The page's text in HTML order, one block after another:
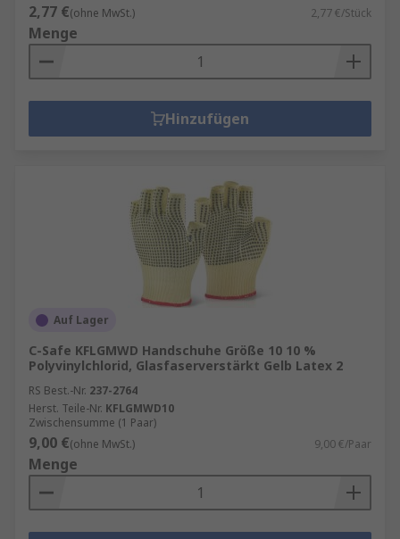
2,77 €(ohne MwSt.) 2,77 €/Stück
Menge
Hinzufügen
Auf Lager
C-Safe KFLGMWD Handschuhe Größe 10 10 %
Polyvinylchlorid, Glasfaserverstärkt Gelb Latex 2
RS Best.-Nr. 237-2764
Herst. Teile-Nr. KFLGMWD10
Zwischensumme (1 Paar)
9,00 €(ohne MwSt.) 9,00 €/Paar
Menge